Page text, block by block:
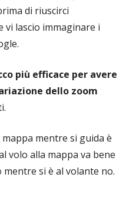
di riuscirci
vi lascio immaginare i
più efficace per avere
dello zoom
mentre si guida è
volo alla mappa va bene
si è al volante no.